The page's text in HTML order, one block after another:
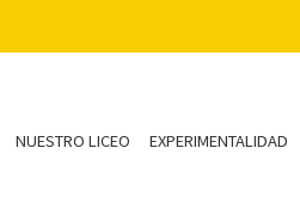
NUESTRO LICEO EXPERIMENTALIDAD